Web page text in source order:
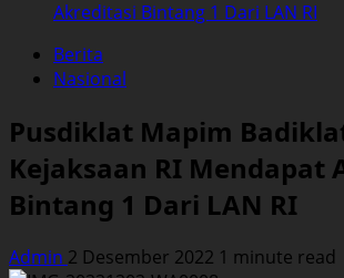
Akreditasi Bintang 1 Dari LAN RI
Berita
Nasional
Pusdiklat Mapim
Kejaksaan RI Mendapat
Bintang 1 Dari LAN RI
Admin 2 Desember 2022 1 minute read